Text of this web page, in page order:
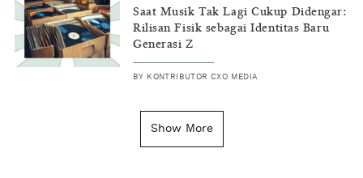
Saat Musik Tak Lagi Cukup Didengar:
Rilisan Fisik sebagai Identitas Baru
Generasi Z
BY KONTRIBUTOR CXO MEDIA
Kenapa Tahun Baru Ditandai pada
Show More